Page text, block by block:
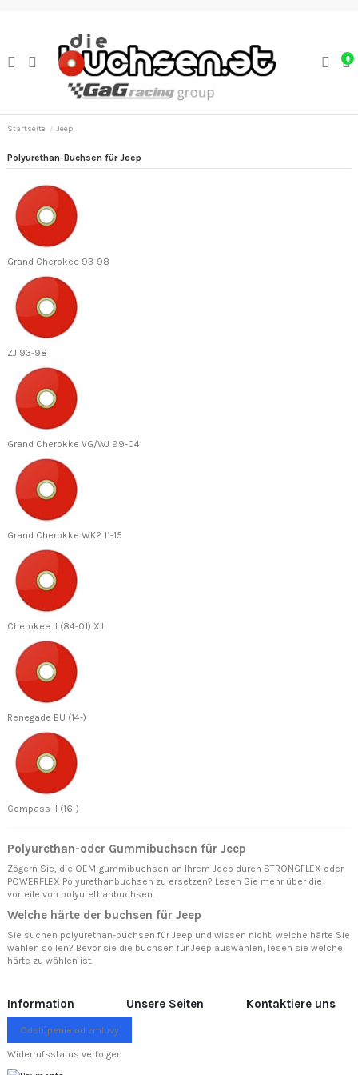
0
Startseite Jeep
Polyurethan-Buchsen für Jeep
Grand Cherokee 93-98
ZJ 93-98
Grand Cherokke VG/WJ 99-04
Grand Cherokke WK2 11-15
Cherokee II (84-01) XJ
Renegade BU (14-)
Compass II (16-)
Polyurethan-oder Gummibuchsen für Jeep
Zögern Sie, die OEM-gummibuchsen an Ihrem Jeep durch STRONGFLEX oder
POWERFLEX Polyurethanbuchsen zu ersetzen? Lesen Sie mehr über die
vorteile von polyurethanbuchsen.
Welche härte der buchsen für Jeep
Sie suchen polyurethan-buchsen für Jeep und wissen nicht, welche härte Sie
wählen sollen? Bevor sie die buchsen für Jeep auswählen, lesen sie welche
härte zu wählen ist.
Information Unsere Seiten Kontaktiere uns
Odstúpenie od zmluvy
Widerrufsstatus verfolgen